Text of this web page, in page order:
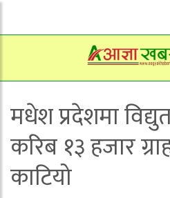
मधेश प्रदेशमा
करिब १३ हजार
काटियो